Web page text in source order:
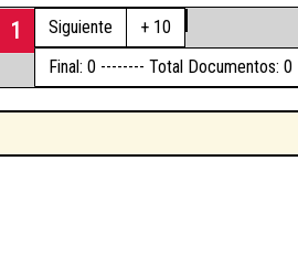
1 Siguiente
+ 10
Final: 0 -------- Total Documentos: 0